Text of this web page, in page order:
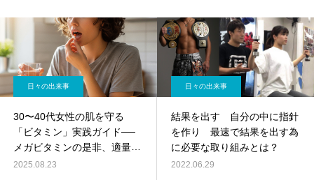
日々の出来事
30〜40代女性の肌を守る
「ビタミン」実践ガイド──
メガビタミンの是非、適量、
食品とサプリ、ダイエット連
2025.08.23
日々の出来事
結果を出す 自分の中に指針
を作り 最速で結果を出す為
に必要な取り組みとは？
2022.06.29